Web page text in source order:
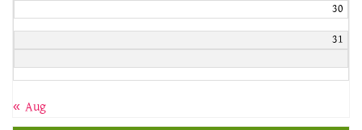
30
31
« Aug